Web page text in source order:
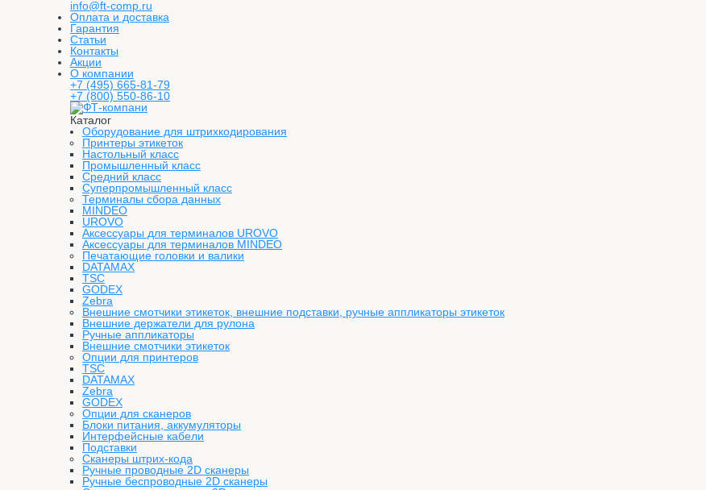
info@ft-comp.ru
Оплата и доставка
Гарантия
Статьи
Контакты
Акции
О компании
+7 (495) 665-81-79
+7 (800) 550-86-10
Каталог
Оборудование для штрихкодирования
Принтеры этикеток
Настольный класс
Промышленный класс
Средний класс
Суперпромышленный класс
Терминалы сбора данных
MINDEO
UROVO
Аксессуары для терминалов UROVO
Аксессуары для терминалов MINDEO
Печатающие головки и валики
DATAMAX
TSC
GODEX
Zebra
Внешние смотчики этикеток, внешние подставки, ручные аппликаторы этикеток
Внешние держатели для рулона
Ручные аппликаторы
Внешние смотчики этикеток
Опции для принтеров
TSC
DATAMAX
Zebra
GODEX
Опции для сканеров
Блоки питания, аккумуляторы
Интерфейсные кабели
Подставки
Сканеры штрих-кода
Ручные проводные 2D сканеры
Ручные беспроводные 2D сканеры